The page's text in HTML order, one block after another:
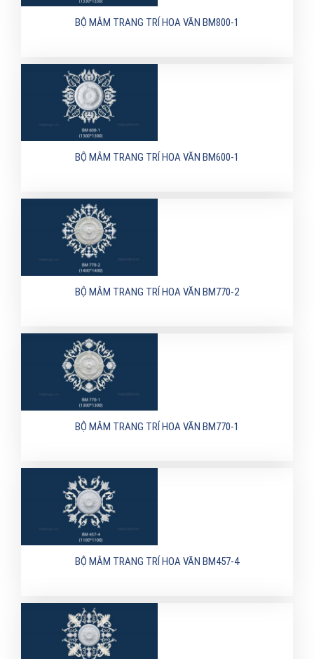
BỘ MÂM TRANG TRÍ HOA VĂN BM800-1
BỘ MÂM TRANG TRÍ HOA VĂN BM600-1
BỘ MÂM TRANG TRÍ HOA VĂN BM770-2
BỘ MÂM TRANG TRÍ HOA VĂN BM770-1
BỘ MÂM TRANG TRÍ HOA VĂN BM457-4